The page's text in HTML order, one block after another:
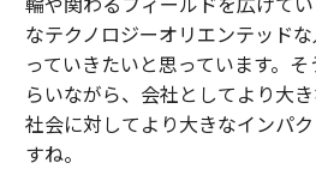
なテクノロジーオリエンテッド
っていきたいと思っています。
らいながら、会社としてより大
社会に対してより大きなインパ
すね。